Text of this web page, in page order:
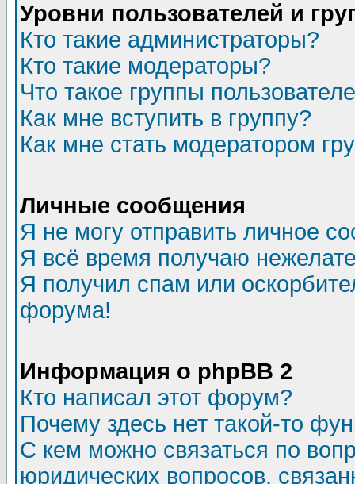
Уровни пользователей и
Кто такие администраторы?
Кто такие модераторы?
Что такое группы
Как мне вступить в группу?
Как мне стать модератором
Личные сообщения
Я не могу отправить личное
Я всё время получаю
Я получил спам или
форума!
Информация о phpBB 2
Кто написал этот форум?
Почему здесь нет такой-то
С кем можно связаться по
юридических вопросов,